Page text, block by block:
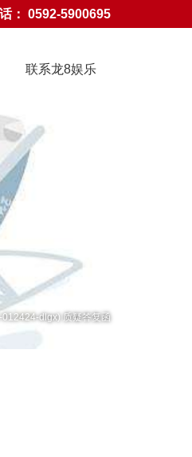
： 0592-5900695
联系龙8娱乐
际官网-龙8娱乐
dlgx) 质疑答复函